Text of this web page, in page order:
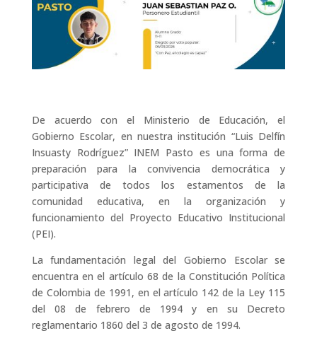
De acuerdo con el Ministerio de Educación, el
Gobierno Escolar, en nuestra institución “Luis Delfín
Insuasty Rodríguez” INEM Pasto es una forma de
preparación para la convivencia democrática y
participativa de todos los estamentos de la
comunidad educativa, en la organización y
funcionamiento del Proyecto Educativo Institucional
(PEI).
La fundamentación legal del Gobierno Escolar se
encuentra en el artículo 68 de la Constitución Política
de Colombia de 1991, en el artículo 142 de la Ley 115
del 08 de febrero de 1994 y en su Decreto
reglamentario 1860 del 3 de agosto de 1994.